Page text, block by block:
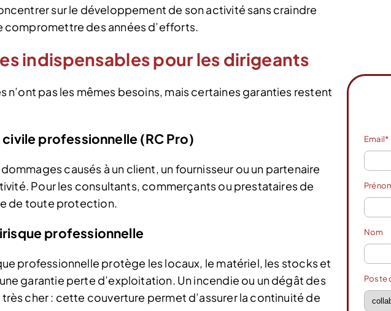
sur le développement de son activité sans craindre
compromettre des années d’efforts.
indispensables pour les dirigeants
n’ont pas les mêmes besoins, mais certaines garanties restent
professionnelle (RC Pro)
causés à un client, un fournisseur ou un partenaire
Pour les consultants, commerçants ou prestataires de
de toute protection.
professionnelle
professionnelle protège les locaux, le matériel, les stocks et
garantie perte d’exploitation. Un incendie ou un dégât des
cher : cette couverture permet d’assurer la continuité de
Email*
Nom
Poste